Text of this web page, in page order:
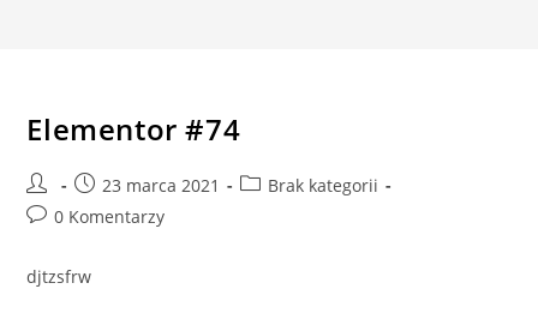
Elementor #74
Post
author:
Post
published:
23 marca 2021
PostBrak kategorii
Post0 Komentarzy
djtzsfrw